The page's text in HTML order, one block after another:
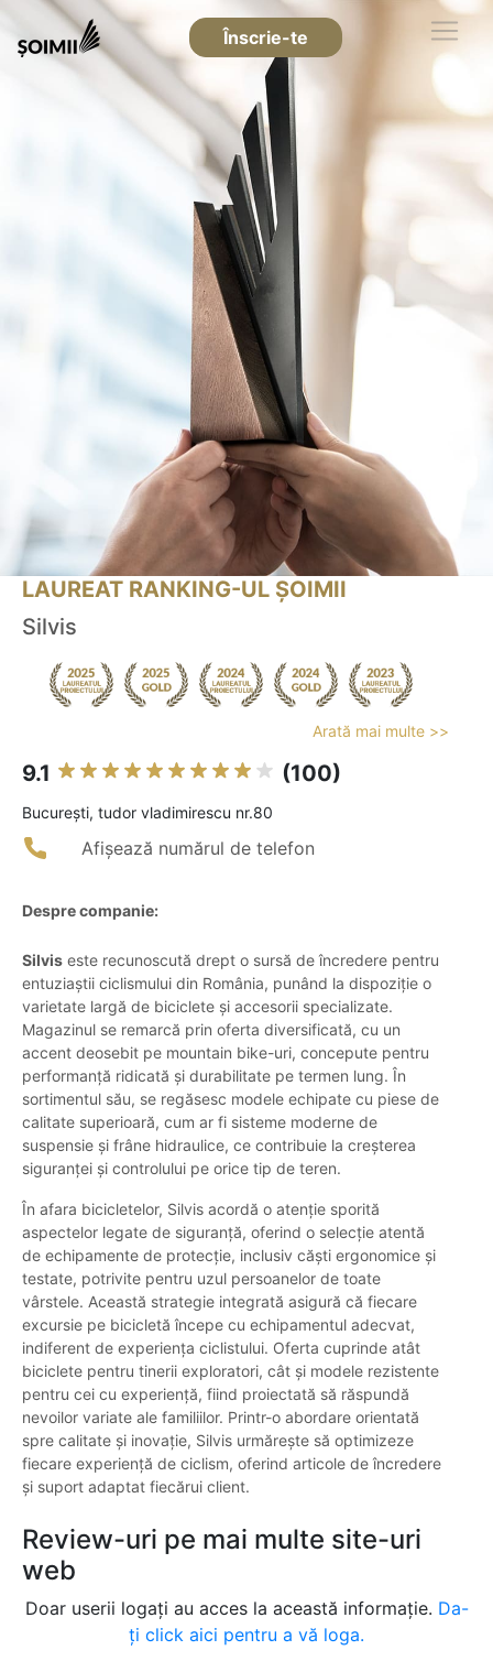
Înscrie-te
LAUREAT RANKING-UL ȘOIMII
Silvis
Arată mai multe >>
9.1 (100)
Bucureşti, tudor vladimirescu nr.80
Afișează numărul de telefon
Despre companie:
Silvis este recunoscută drept o sursă de încredere pentru
entuziaștii ciclismului din România, punând la dispoziție o
varietate largă de biciclete și accesorii specializate.
Magazinul se remarcă prin oferta diversificată, cu un
accent deosebit pe mountain bike-uri, concepute pentru
performanță ridicată și durabilitate pe termen lung. În
sortimentul său, se regăsesc modele echipate cu piese de
calitate superioară, cum ar fi sisteme moderne de
suspensie și frâne hidraulice, ce contribuie la creșterea
siguranței și controlului pe orice tip de teren.
În afara bicicletelor, Silvis acordă o atenție sporită
aspectelor legate de siguranță, oferind o selecție atentă
de echipamente de protecție, inclusiv căști ergonomice și
testate, potrivite pentru uzul persoanelor de toate
vârstele. Această strategie integrată asigură că fiecare
excursie pe bicicletă începe cu echipamentul adecvat,
indiferent de experiența ciclistului. Oferta cuprinde atât
biciclete pentru tinerii exploratori, cât și modele rezistente
pentru cei cu experiență, fiind proiectată să răspundă
nevoilor variate ale familiilor. Printr-o abordare orientată
spre calitate și inovație, Silvis urmărește să optimizeze
fiecare experiență de ciclism, oferind articole de încredere
și suport adaptat fiecărui client.
Review-uri pe mai multe site-uri
web
Doar userii logați au acces la această informație. Da-
ți click aici pentru a vă loga.